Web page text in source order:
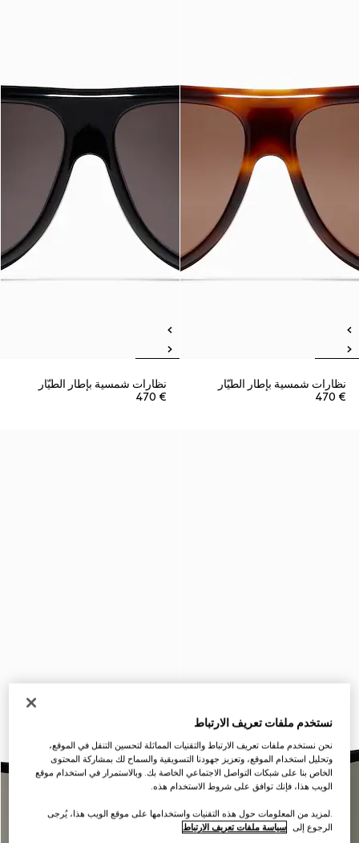
نظارات شمسية بإطار الطيّار
€ 470
نظارات شمسية بإطار الطيّار
€ 470
نستخدم ملفات تعريف الارتباط
نحن نستخدم ملفات تعريف الارتباط والتقنيات المماثلة لتحسين التنقل في الموقع،
وتحليل استخدام الموقع، وتعزيز جهودنا التسويقية والسماح لك بمشاركة المحتوى
الخاص بنا على شبكات التواصل الاجتماعي الخاصة بك. وبالاستمرار في استخدام موقع
الويب هذا، فإنك توافق على شروط الاستخدام هذه.
.لمزيد من المعلومات حول هذه التقنيات واستخدامها على موقع الويب هذا، يُرجى
الرجوع إلى سياسة ملفات تعريف الارتباط